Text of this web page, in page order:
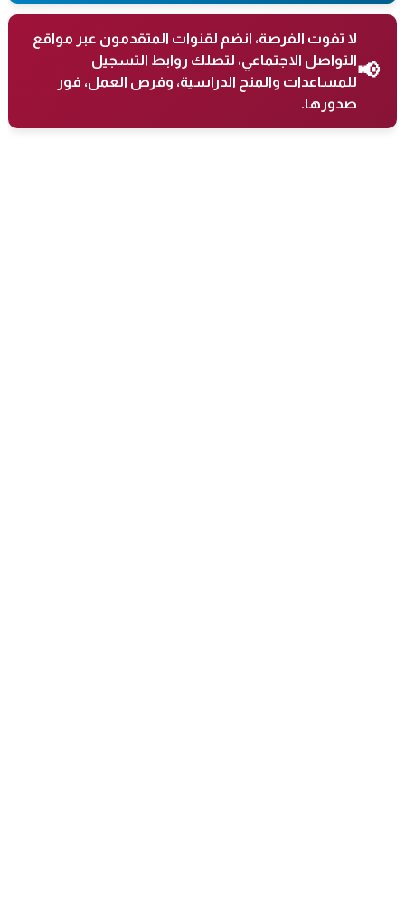
📢
لا تفوت الفرصة، انضم لقنوات المتقدمون عبر مواقع
التواصل الاجتماعي، لتصلك روابط التسجيل
للمساعدات والمنح الدراسية، وفرص العمل، فور
صدورها.